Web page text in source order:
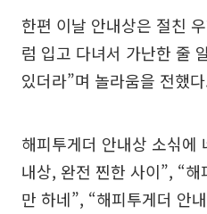
한편 이날 안내상은 절친
럼 입고 다녀서 가난한 줄
있더라”며 놀라움을 전했
해피투게더 안내상 소싞에
내상, 완전 찐한 사이”, “
만 하네”, “해피투게더 안